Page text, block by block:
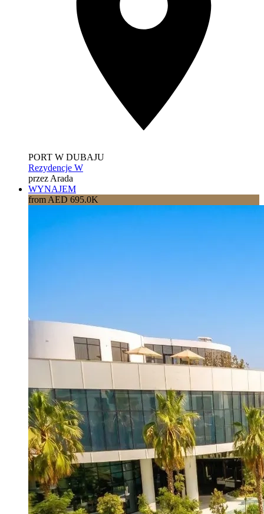
PORT W DUBAJU
Rezydencje W
przez Arada
WYNAJEM
from AED 695.0K